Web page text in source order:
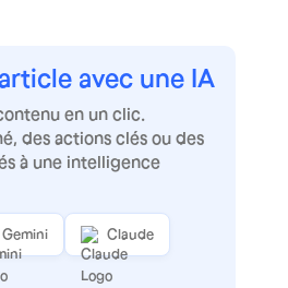
avec une IA
en un clic.
des actions clés ou des
à une intelligence
Gemini Claude